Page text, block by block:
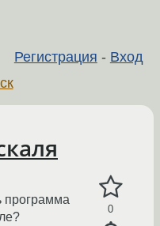
Регистрация - Вход
0
программа